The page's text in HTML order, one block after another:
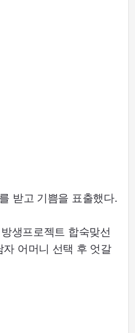
받고 기쁨을 표출했다.
생프로젝트 합숙맞선
자 어머니 선택 후 엇갈